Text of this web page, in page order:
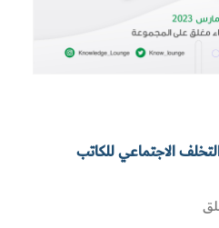
الاجتماعي للكاتب